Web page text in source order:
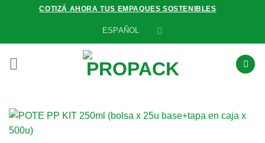
COTIZÁ AHORA TUS EMPAQUES SOSTENIBLES
ESPAÑOL